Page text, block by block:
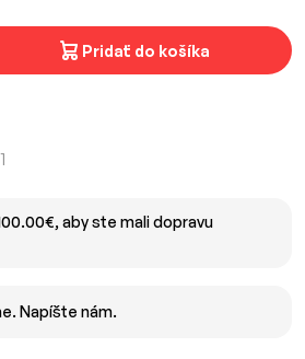
Pridať do košíka
aby ste mali dopravu
Napíšte nám.